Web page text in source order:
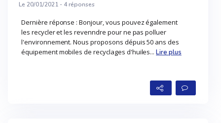
Le 20/01/2021 - 4réponses
Dernière réponse : Bonjour, vous pouvez également
les recycler et les revenndre pour ne pas polluer
l'environnement. Nous proposons dépuis 50 ans des
équipement mobiles de recyclages d'huiles...Lire plus